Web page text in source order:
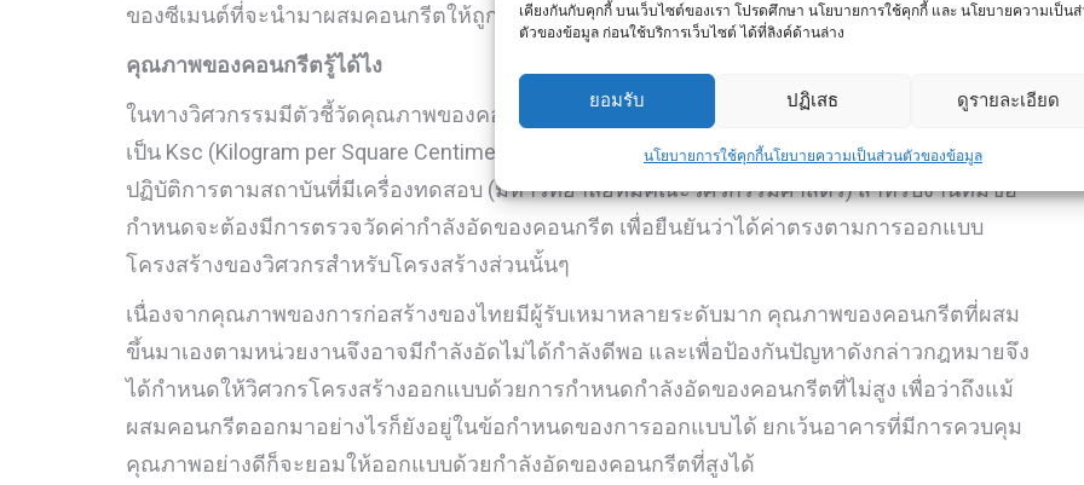
เคียงกันกับคุกกี้ บนเว็บไซต์ของเรา โปรดศึกษา นโยบายการใช้คุกกี้ และ นโยบายความเป็น
ตัวของข้อมูล ก่อนใช้บริการเว็บไซต์ ได้ที่ลิงค์ด้านล่าง
ยอมรับ ปฏิเสธ ดูรายละเอียด
นโยบายการใช้คุกกี้นโยบายความเป็นส่วนตัวของข้อมูล
ของซีเมนต์ที่จะนำมาผสมคอนกรีตให้ถูกประเภท
คุณภาพของคอนกรีตรู้ได้ไง
ในทางวิศวกรรมมีตัวชี้วัดคุณภาพของคอนกรีตคือกำลังอัดของคอนกรีตเมื่อมีอายุครบ 28 วัน มีหน่วย
เป็น Ksc (Kilogram per Square Centimeter) ซึ่งหากต้องการทราบค่าจะต้องนำไปทดสอบในห้อง
ปฏิบัติการตามสถาบันที่มีเครื่องทดสอบ (มหาวิทยาลัยที่มีคณะวิศวกรรมศาสตร์) สำหรับงานที่มีข้อ
กำหนดจะต้องมีการตรวจวัดค่ากำลังอัดของคอนกรีต เพื่อยืนยันว่าได้ค่าตรงตามการออกแบบ
โครงสร้างของวิศวกรสำหรับโครงสร้างส่วนนั้นๆ
เนื่องจากคุณภาพของการก่อสร้างของไทยมีผู้รับเหมาหลายระดับมาก คุณภาพของคอนกรีตที่ผสม
ขึ้นมาเองตามหน่วยงานจึงอาจมีกำลังอัดไม่ได้กำลังดีพอ และเพื่อป้องกันปัญหาดังกล่าวกฎหมายจึง
ได้กำหนดให้วิศวกรโครงสร้างออกแบบด้วยการกำหนดกำลังอัดของคอนกรีตที่ไม่สูง เพื่อว่าถึงแม้
ผสมคอนกรีตออกมาอย่างไรก็ยังอยู่ในข้อกำหนดของการออกแบบได้ ยกเว้นอาคารที่มีการควบคุม
คุณภาพอย่างดีก็จะยอมให้ออกแบบด้วยกำลังอัดของคอนกรีตที่สูงได้